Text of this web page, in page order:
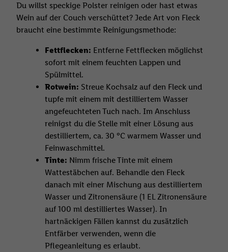
Du willst speckige Polster reinigen oder hast etwas
Wein auf der Couch verschüttet? Jede Art von Fleck
braucht eine bestimmte Reinigungsmethode:
Fettflecken: Entferne Fettflecken möglichst
sofort mit einem feuchten Lappen und
Spülmittel.
Rotwein: Streue Kochsalz auf den Fleck und
tupfe mit einem mit destilliertem Wasser
angefeuchteten Tuch nach. Im Anschluss
reinigst du die Stelle mit einer Lösung aus
destilliertem, ca. 30 °C warmem Wasser und
Feinwaschmittel.
Tinte: Nimm frische Tinte mit einem
Wattestäbchen auf. Behandle den Fleck
danach mit einer Mischung aus destilliertem
Wasser und Zitronensäure (1 EL Zitronensäure
auf 100 ml destilliertes Wasser). In
hartnäckigen Fällen kannst du zusätzlich
Entfärber verwenden, wenn die
Pflegeanleitung es erlaubt.